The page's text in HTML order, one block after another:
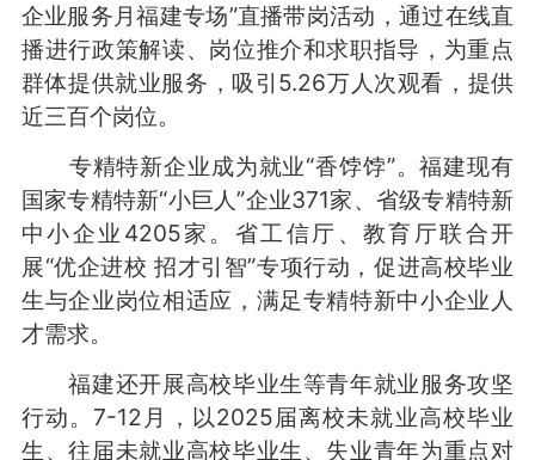
企业服务月福建专场”直播带岗活动，通过在线直
播进行政策解读、岗位推介和求职指导，为重点
群体提供就业服务，吸引5.26万人次观看，提供
近三百个岗位。
专精特新企业成为就业“香饽饽”。福建现有
国家专精特新“小巨人”企业371家、省级专精特新
中小企业4205家。省工信厅、教育厅联合开
展“优企进校 招才引智”专项行动，促进高校毕业
生与企业岗位相适应，满足专精特新中小企业人
才需求。
福建还开展高校毕业生等青年就业服务攻坚
行动。7-12月，以2025届离校未就业高校毕业
生、往届未就业高校毕业生、失业青年为重点对